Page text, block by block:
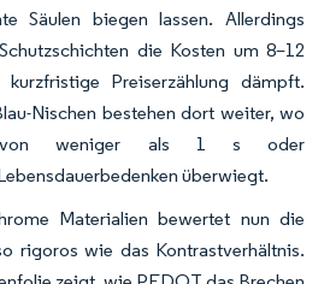
Säulen biegen lassen. Allerdings
die Kosten um 8–12
Preiserzählung dämpft.
Nischen bestehen dort weiter, wo
von weniger als 1 s oder
überwiegt.
Materialien bewertet nun die
rigoros wie das Kontrastverhältnis.